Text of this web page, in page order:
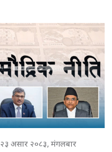
२३ असार २०८३, मंगलबार